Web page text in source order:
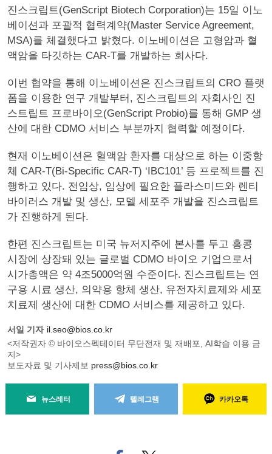
진스크립트(GenScript Biotech Corporation)는 15일 이노
베이션과 포괄적 협력계약(Master Service Agreement,
MSA)를 체결했다고 밝혔다. 이노베이션은 고형암과 혈
액암을 타깃하는 CAR-T를 개발하는 회사다.
이번 협약을 통해 이노베이션은 진스크립트의 CRO 플랫
폼을 이용한 연구 개발부터, 진스크립트의 자회사인 진
스트립트 프로바이오(GenScript Probio)를 통해 GMP 생
산에 대한 CDMO 서비스 부분까지 협력할 예정이다.
현재 이노베이션은 혈액암 환자를 대상으로 하는 이중항
체 CAR-T(Bi-Specific CAR-T) ‘IBC101’ 등 프로젝트를 진
행하고 있다. 전임상, 임상에 필요한 플라스미드와 렌티
바이러스 개발 및 생산, 모델 세포주 개발을 진스크립트
가 진행하게 된다.
한편 진스크립트는 미국 뉴저지주에 본사를 두고 홍콩
시장에 상장돼 있는 글로벌 CDMO 바이오 기업으로서
시가총액은 약 4조5000억원 수준이다. 진스크립트는 연
구용 시료 생산, 의약용 항체 생산, 유전자치료제와 세포
치료제 생산에 대한 CDMO 서비스를 제공하고 있다.
서일 기자 il.seo@bios.co.kr
<저작권자 © 바이오스펙테이터 무단전재 및 재배포, AI학습 이용 금
지>
보도자료 및 기사제보 press@bios.co.kr
뉴스레터 텔레그램 카카오톡